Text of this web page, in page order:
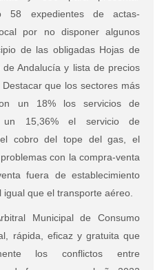
58 expedientes de actas-
por no disponer algunos
de las obligadas Hojas de
Andalucía y lista de precios
que los sectores más
un 18% los servicios de
un 15,36% el servicio de
cobro del tope del gas, el
con la compra-venta
fuera de establecimiento
que el transporte aéreo.
Municipal de Consumo
rápida, eficaz y gratuita que
los conflictos entre